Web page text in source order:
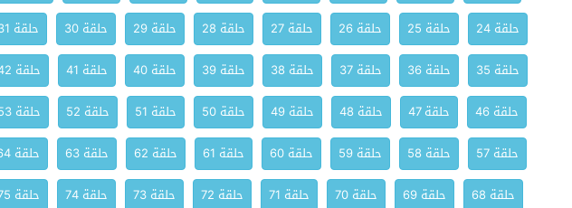
حلقة 24
حلقة 25 حلقة 26 حلقة 27 حلقة 28 حلقة 29 حلقة 30 حلقة 31
حلقة 35
حلقة 36 حلقة 37 حلقة 38 حلقة 39 حلقة 40 حلقة 41 حلقة 42
حلقة 46
حلقة 47 حلقة 48 حلقة 49 حلقة 50 حلقة 51 حلقة 52 حلقة 53
حلقة 57
حلقة 58 حلقة 59 حلقة 60 حلقة 61 حلقة 62 حلقة 63 حلقة 64
حلقة 68
حلقة 69 حلقة 70 حلقة 71 حلقة 72 حلقة 73 حلقة 74 حلقة 75